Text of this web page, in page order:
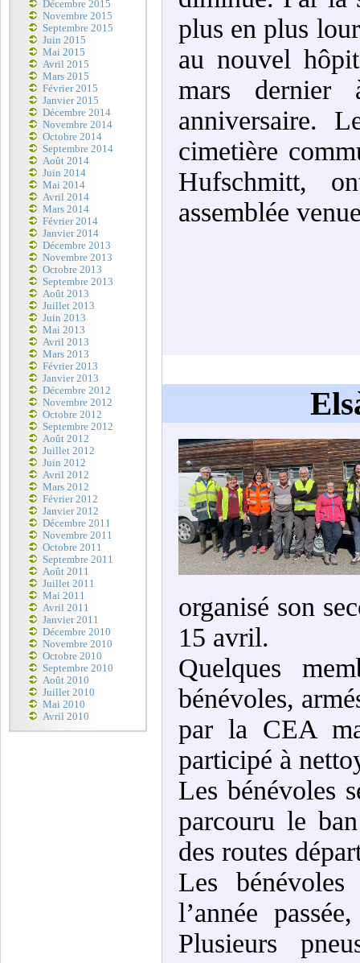
Décembre 2015
Novembre 2015
Septembre 2015
Juin 2015
Mai 2015
Avril 2015
Mars 2015
Février 2015
Janvier 2015
Décembre 2014
Novembre 2014
Octobre 2014
Septembre 2014
Août 2014
Juin 2014
Mai 2014
Avril 2014
Mars 2014
Février 2014
Janvier 2014
Décembre 2013
Novembre 2013
Octobre 2013
Septembre 2013
Août 2013
Juillet 2013
Juin 2013
Mai 2013
Avril 2013
Mars 2013
Février 2013
Janvier 2013
Décembre 2012
Novembre 2012
Octobre 2012
Septembre 2012
Août 2012
Juillet 2012
Juin 2012
Avril 2012
Mars 2012
Février 2012
Janvier 2012
Décembre 2011
Novembre 2011
Octobre 2011
Septembre 2011
Août 2011
Juillet 2011
Mai 2011
Avril 2011
Janvier 2011
Décembre 2010
Novembre 2010
Octobre 2010
Septembre 2010
Août 2010
Juillet 2010
Mai 2010
Avril 2010
plus en plus
au nouvel
mars dernier
anniversaire.
cimetière
Hufschmitt,
assemblée
organisé son
15 avril.
Quelques
bénévoles,
par la CEA
participé à
Les bénévoles
parcouru le
des routes
Les
l’année
Plusieurs